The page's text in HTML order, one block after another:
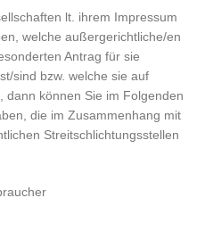
lt. ihrem Impressum
welche außergerichtliche/en
Antrag für sie
sind bzw. welche sie auf
dann können Sie im Folgenden
die im Zusammenhang mit
Streitschlichtungsstellen